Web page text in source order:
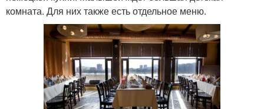
комната. Для них также есть отдельное меню.